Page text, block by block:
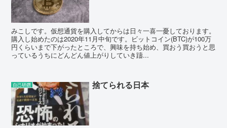
みこしです。仮想通貨を購入してからは日々一喜一憂しております。
購入し始めたのは2020年11月中旬です。ビットコイン(BTC)が100万
円くらいまで下がったところで、興味を持ち始め、買おう買おうと思
っているうちにどんどん値上がりしていき躊...
自己研鑽 捨てられる日本